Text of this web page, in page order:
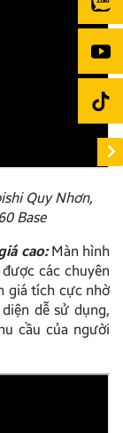
Quy Nhơn,
Base
cao:Màn hình
các chuyên
giá tích cực nhờ
dễ sử dụng,
cầu của người